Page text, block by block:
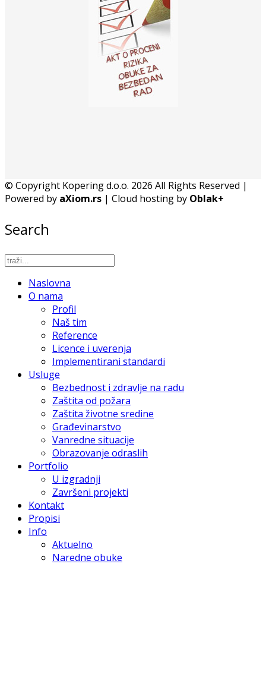
© Copyright Kopering d.o.o. 2026 All Rights Reserved |
Powered by aXiom.rs | Cloud hosting by Oblak+
Search
Naslovna
O nama
Profil
Naš tim
Reference
Licence i uverenja
Implementirani standardi
Usluge
Bezbednost i zdravlje na radu
Zaštita od požara
Zaštita životne sredine
Građevinarstvo
Vanredne situacije
Obrazovanje odraslih
Portfolio
U izgradnji
Završeni projekti
Kontakt
Propisi
Info
Aktuelno
Naredne obuke